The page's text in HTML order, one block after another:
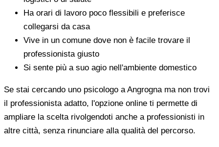
Ha orari di lavoro poco flessibili e preferisce
collegarsi da casa
Vive in un comune dove non è facile trovare il
professionista giusto
Si sente più a suo agio nell'ambiente domestico
Se stai cercando uno psicologo a Angrogna ma non trovi
il professionista adatto, l'opzione online ti permette di
ampliare la scelta rivolgendoti anche a professionisti in
altre città, senza rinunciare alla qualità del percorso.